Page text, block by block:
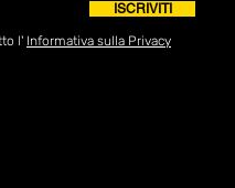
ISCRIVITI
l' Informativa sulla Privacy